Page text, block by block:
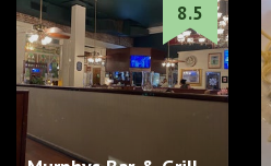
8.5